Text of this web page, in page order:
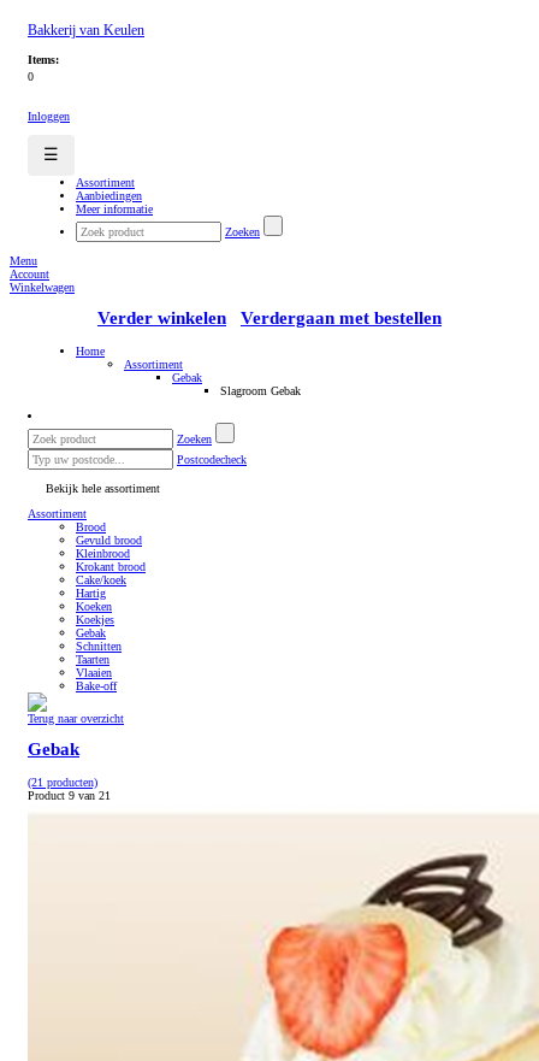
Bakkerij van Keulen
Items:
0
Inloggen
☰
Assortiment
Aanbiedingen
Meer informatie
Zoeken
Menu
Account
Winkelwagen
Verder winkelen Verdergaan met bestellen
Home
Assortiment
Gebak
Slagroom Gebak
Zoeken
Postcodecheck
Bekijk hele assortiment
Assortiment
Brood
Gevuld brood
Kleinbrood
Krokant brood
Cake/koek
Hartig
Koeken
Koekjes
Gebak
Schnitten
Taarten
Vlaaien
Bake-off
Terug naar overzicht
Gebak
(21 producten)
Product 9 van 21